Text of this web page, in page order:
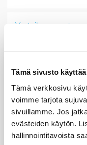
Tämä sivusto
Tämä verkkosivu
voimme tarjota
sivuillamme. Jos
evästeiden käytön.
hallinnointitavoista
Vertailunumerot
13537787328
13 53 7 787 328
13537787428
1353 7 787 428
13 53 7 787 428
7787428
13537787328
1353 7 787 328